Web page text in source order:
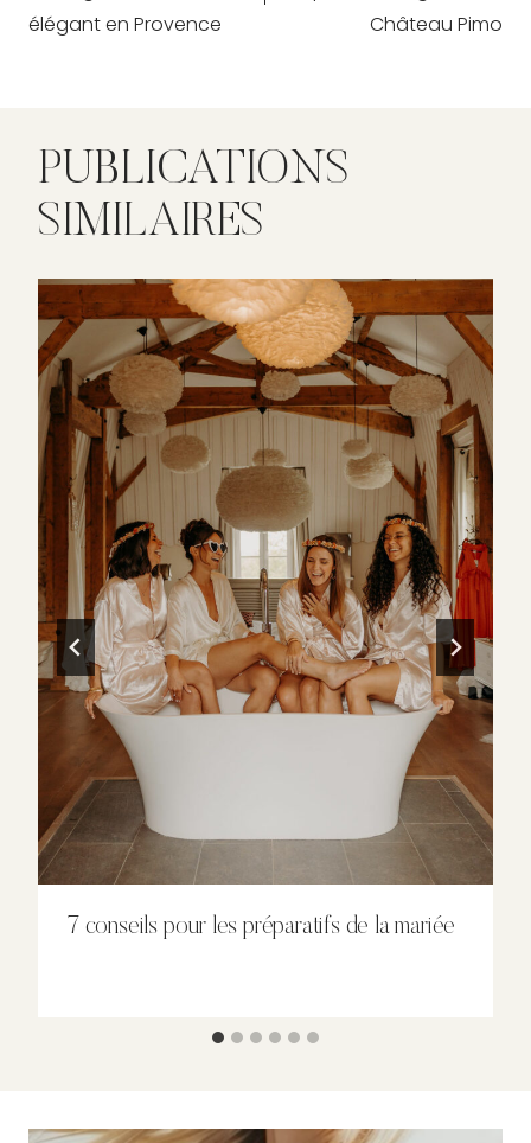
l’article
élégant en Provence
Château Pimo
PUBLICATIONS
SIMILAIRES
7 conseils pour les préparatifs de la mariée